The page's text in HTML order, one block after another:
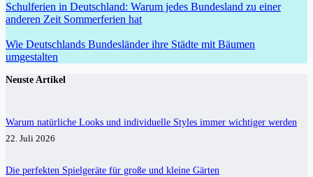
Schulferien in Deutschland: Warum jedes Bundesland zu einer
anderen Zeit Sommerferien hat
Wie Deutschlands Bundesländer ihre Städte mit Bäumen
umgestalten
Neuste Artikel
Warum natürliche Looks und individuelle Styles immer wichtiger werden
22. Juli 2026
Die perfekten Spielgeräte für große und kleine Gärten